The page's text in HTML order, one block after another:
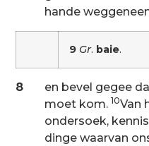
hande
9 Gr. baie.
8
en bevel gegee
moet kom. 10Van
ondersoek,
dinge waarvan